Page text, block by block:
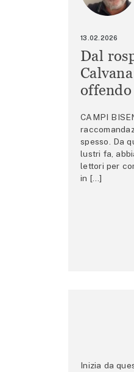
13.02.2026
Dal
offendo
CAMPI
spesso. Da
lustri fa,
lettori per
in […]
Inizia da